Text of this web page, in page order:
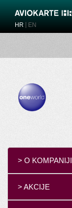
HR EN
> O KOMPANIJI
> AKCIJE